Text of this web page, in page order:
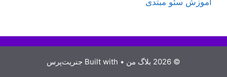
© 2026 بلاگ من • Built with جنریت‌پرس